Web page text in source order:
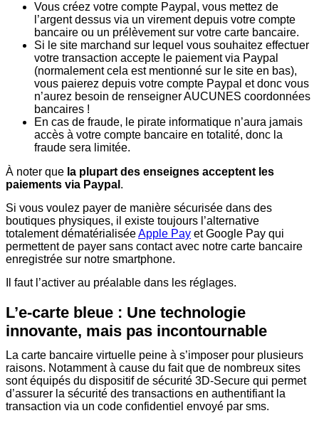
Vous créez votre compte Paypal, vous mettez de
l’argent dessus via un virement depuis votre compte
bancaire ou un prélèvement sur votre carte bancaire.
Si le site marchand sur lequel vous souhaitez effectuer
votre transaction accepte le paiement via Paypal
(normalement cela est mentionné sur le site en bas),
vous paierez depuis votre compte Paypal et donc vous
n’aurez besoin de renseigner AUCUNES coordonnées
bancaires !
En cas de fraude, le pirate informatique n’aura jamais
accès à votre compte bancaire en totalité, donc la
fraude sera limitée.
À noter que la plupart des enseignes acceptent les
paiements via Paypal .
Si vous voulez payer de manière sécurisée dans des
boutiques physiques, il existe toujours l’alternative
totalement dématérialiséeApple Pay et Google Pay qui
permettent de payer sans contact avec notre carte bancaire
enregistrée sur notre smartphone.
Il faut l’activer au préalable dans les réglages.
L’e-carte bleue : Une technologie
innovante, mais pas incontournable
La carte bancaire virtuelle peine à s’imposer pour plusieurs
raisons. Notamment à cause du fait que de nombreux sites
sont équipés du dispositif de sécurité 3D-Secure qui permet
d’assurer la sécurité des transactions en authentifiant la
transaction via un code confidentiel envoyé par sms.